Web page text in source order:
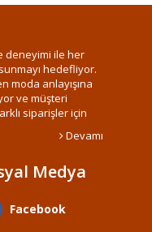
deneyimi ile her
hedefliyor.
moda anlayışına
ve müşteri
siparişler için
Devamı
Medya
Facebook